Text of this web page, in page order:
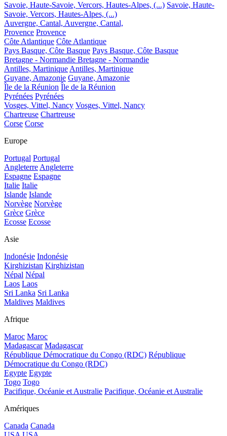
Savoie, Haute-Savoie, Vercors, Hautes-Alpes, (...) Savoie, Haute-
Savoie, Vercors, Hautes-Alpes, (...)
Auvergne, Cantal, Auvergne, Cantal,
Provence Provence
Côte Atlantique Côte Atlantique
Pays Basque, Côte Basque Pays Basque, Côte Basque
Bretagne - Normandie Bretagne - Normandie
Antilles, MartiniqueAntilles, Martinique
Guyane, Amazonie Guyane, Amazonie
Île de la Réunion Île de la Réunion
Pyrénées Pyrénées
Vosges, Vittel, Nancy Vosges, Vittel, Nancy
Chartreuse Chartreuse
Corse Corse
Europe
Portugal Portugal
AngleterreAngleterre
Espagne Espagne
Italie Italie
Islande Islande
Norvège Norvège
Grèce Grèce
Ecosse Ecosse
Asie
Indonésie Indonésie
Kirghizistan Kirghizistan
Népal Népal
Laos Laos
Sri Lanka Sri Lanka
Maldives Maldives
Afrique
Maroc Maroc
Madagascar Madagascar
République Démocratique du Congo (RDC) République
Démocratique du Congo (RDC)
Egypte Egypte
Togo Togo
Pacifique, Océanie et Australie Pacifique, Océanie et Australie
Amériques
Canada Canada